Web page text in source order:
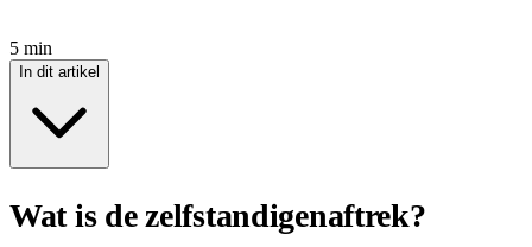
5 min
In dit artikel
Wat is de zelfstandigenaftrek?